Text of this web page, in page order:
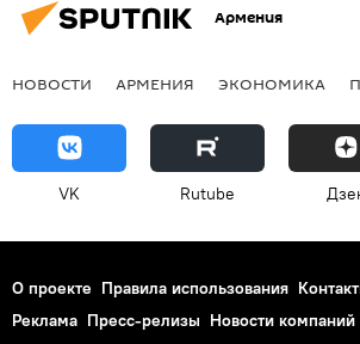
Армения
НОВОСТИ АРМЕНИЯ ЭКОНОМИКА
VK Rutube
О проекте Правила использования
Реклама Пресс-релизы Новости компаний